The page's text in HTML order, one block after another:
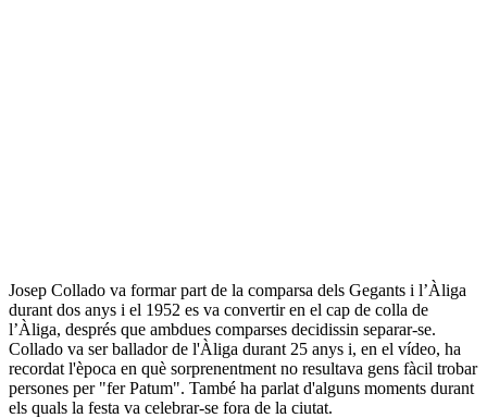
Josep Collado va formar part de la comparsa dels Gegants i l’Àliga
durant dos anys i el 1952 es va convertir en el cap de colla de
l’Àliga, després que ambdues comparses decidissin separar-se.
Collado va ser ballador de l'Àliga durant 25 anys i, en el vídeo, ha
recordat l'època en què sorprenentment no resultava gens fàcil trobar
persones per "fer Patum". També ha parlat d'alguns moments durant
els quals la festa va celebrar-se fora de la ciutat.